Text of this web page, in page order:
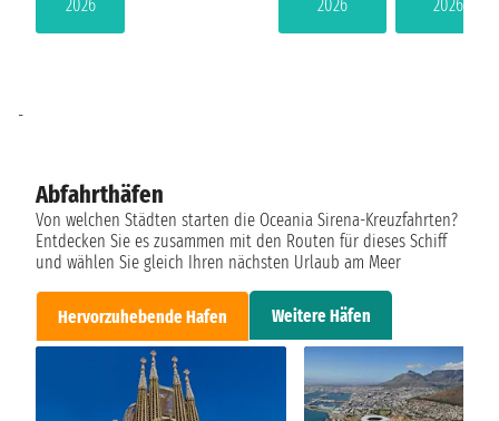
2026
2026
2026
Abfahrthäfen
Von welchen Städten starten die Oceania Sirena-Kreuzfahrten?
Entdecken Sie es zusammen mit den Routen für dieses Schiff
und wählen Sie gleich Ihren nächsten Urlaub am Meer
Hervorzuhebende Hafen Weitere Häfen
-